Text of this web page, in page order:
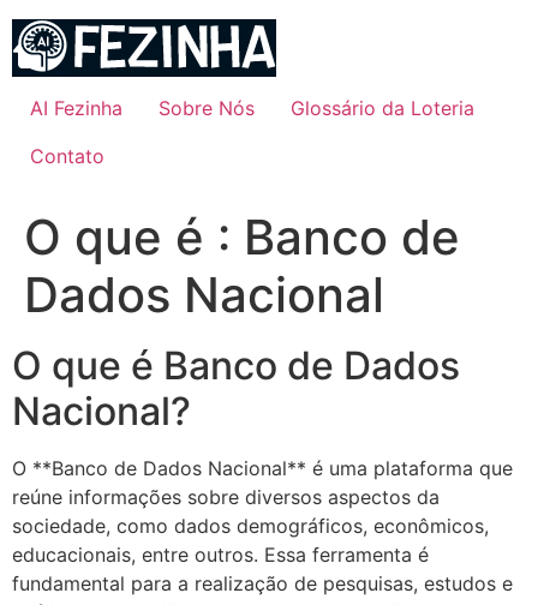
para
conteúdo
AI Fezinha Sobre Nós
Glossário da Loteria
Contato
O que é : Banco de
Dados Nacional
O que é Banco de Dados
Nacional?
O **Banco de Dados Nacional** é uma plataforma que
reúne informações sobre diversos aspectos da
sociedade, como dados demográficos, econômicos,
educacionais, entre outros. Essa ferramenta é
fundamental para a realização de pesquisas, estudos e